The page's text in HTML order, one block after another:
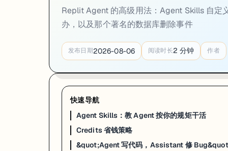
Replit Agent 的高级用法：Agent Skills 自定
办，以及那个著名的数据库删除事件
发布日期2026-08-06 阅读时长2 分钟 作者
快速导航
Agent Skills：教 Agent 按你的规矩干活
Credits 省钱策略
&quot;Agent 写代码，Assistant 修